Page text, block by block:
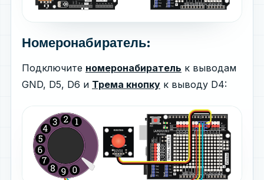
Номеронабиратель:
Подключите номеронабиратель к выводам
GND, D5, D6 и Трема кнопку к выводу D4: